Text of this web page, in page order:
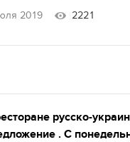
2019 2221
русско-
. С